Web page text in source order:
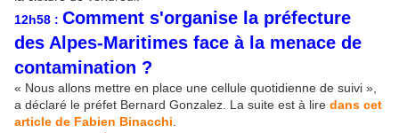
12h58 : Comment s'organise la préfecture
des Alpes-Maritimes face à la menace de
contamination ?
« Nous allons mettre en place une cellule quotidienne de suivi »,
a déclaré le préfet Bernard Gonzalez. La suite est à lire dans cet
article de Fabien Binacchi